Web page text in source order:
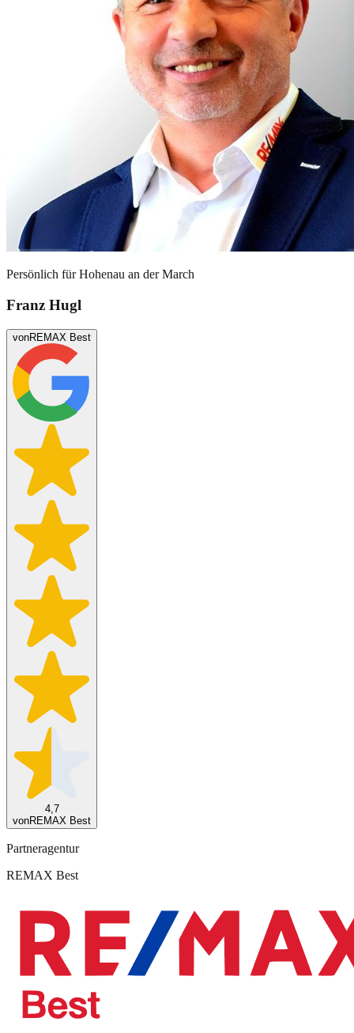
Persönlich fürHohenau an der March
Franz Hugl
vonREMAX Best
4,7
vonREMAX Best
Partneragentur
REMAX Best